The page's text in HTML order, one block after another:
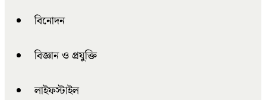
বিনোদন
বিজ্ঞান ও প্রযুক্তি
লাইফস্টাইল